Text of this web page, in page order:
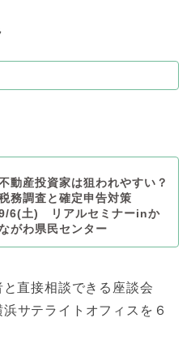
動産投資家は狙われやすい？
務調査と確定申告対策
6(土) リアルセミナーinか
ながわ県民センター
直接相談できる座談会
サテライトオフィスを６